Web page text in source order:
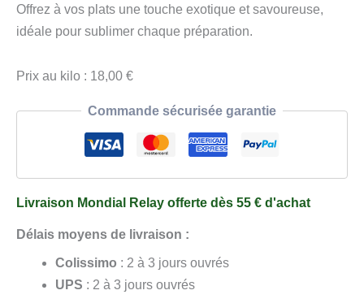
250
g
Offrez à vos plats une touche exotique et savoureuse,
idéale pour sublimer chaque préparation.
Prix au kilo : 18,00 €
Commande sécurisée garantie
Livraison Mondial Relay offerte dès 55 € d'achat
Délais moyens de livraison :
Colissimo : 2 à 3 jours ouvrés
UPS : 2 à 3 jours ouvrés